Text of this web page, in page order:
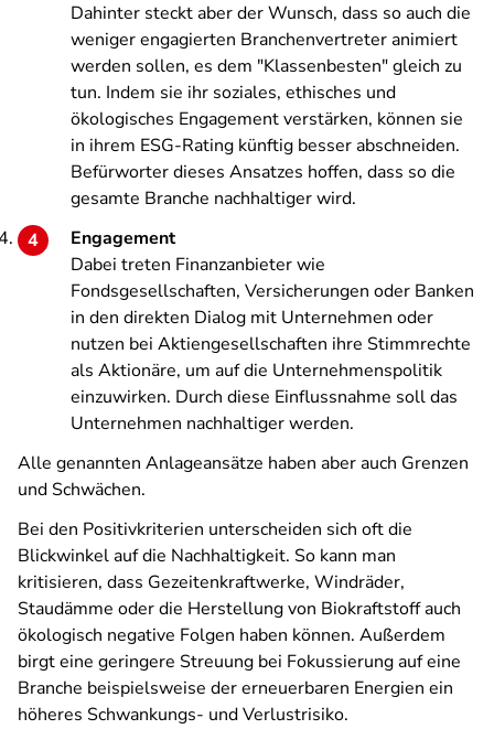
Dahinter steckt aber der Wunsch, dass so auch die
weniger engagierten Branchenvertreter animiert
werden sollen, es dem "Klassenbesten" gleich zu
tun. Indem sie ihr soziales, ethisches und
ökologisches Engagement verstärken, können sie
in ihrem ESG-Rating künftig besser abschneiden.
Befürworter dieses Ansatzes hoffen, dass so die
gesamte Branche nachhaltiger wird.
Engagement
Dabei treten Finanzanbieter wie
Fondsgesellschaften, Versicherungen oder Banken
in den direkten Dialog mit Unternehmen oder
nutzen bei Aktiengesellschaften ihre Stimmrechte
als Aktionäre, um auf die Unternehmenspolitik
einzuwirken. Durch diese Einflussnahme soll das
Unternehmen nachhaltiger werden.
Alle genannten Anlageansätze haben aber auch Grenzen
und Schwächen.
Bei den Positivkriterien unterscheiden sich oft die
Blickwinkel auf die Nachhaltigkeit. So kann man
kritisieren, dass Gezeitenkraftwerke, Windräder,
Staudämme oder die Herstellung von Biokraftstoff auch
ökologisch negative Folgen haben können. Außerdem
birgt eine geringere Streuung bei Fokussierung auf eine
Branche beispielsweise der erneuerbaren Energien ein
höheres Schwankungs- und Verlustrisiko.